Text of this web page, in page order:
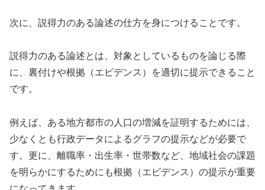
次に、説得力のある論述の仕方を身につけることです。
説得力のある論述とは、対象としているものを論じる際
に、裏付けや根拠（エビデンス）を適切に提示できること
です。
例えば、ある地方都市の人口の増減を証明するためには、
少なくとも行政データによるグラフの提示などが必要で
す。更に、離職率・出生率・世帯数など、地域社会の課題
を明らかにするためにも根拠（エビデンス）の提示が重要